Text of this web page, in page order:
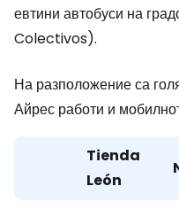
евтини автобуси на
Colectivos).
На разположение са
Айрес работи и
Tienda
León